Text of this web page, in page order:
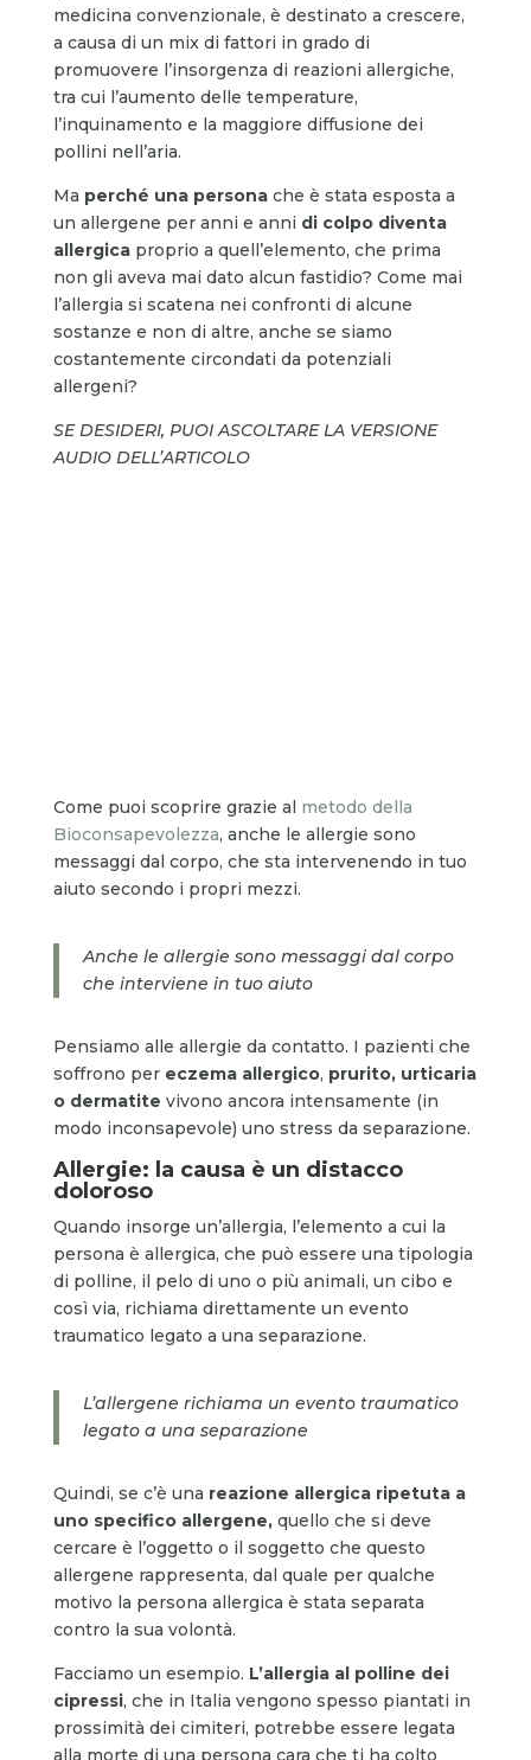
medicina convenzionale, è destinato a crescere,
a causa di un mix di fattori in grado di
promuovere l’insorgenza di reazioni allergiche,
tra cui l’aumento delle temperature,
l’inquinamento e la maggiore diffusione dei
pollini nell’aria.
Ma perché una persona che è stata esposta a
un allergene per anni e anni di colpo diventa
allergica proprio a quell’elemento, che prima
non gli aveva mai dato alcun fastidio? Come mai
l’allergia si scatena nei confronti di alcune
sostanze e non di altre, anche se siamo
costantemente circondati da potenziali
allergeni?
SE DESIDERI, PUOI ASCOLTARE LA VERSIONE
AUDIO DELL’ARTICOLO
Come puoi scoprire grazie al metodo della
Bioconsapevolezza, anche le allergie sono
messaggi dal corpo, che sta intervenendo in tuo
aiuto secondo i propri mezzi.
Anche le allergie sono messaggi dal corpo
che interviene in tuo aiuto
Pensiamo alle allergie da contatto. I pazienti che
soffrono per eczema allergico, prurito, urticaria
o dermatite vivono ancora intensamente (in
modo inconsapevole) uno stress da separazione.
Allergie: la causa è un distacco
doloroso
Quando insorge un’allergia, l’elemento a cui la
persona è allergica, che può essere una tipologia
di polline, il pelo di uno o più animali, un cibo e
così via, richiama direttamente un evento
traumatico legato a una separazione.
L’allergene richiama un evento traumatico
legato a una separazione
Quindi, se c’è una reazione allergica ripetuta a
uno specifico allergene, quello che si deve
cercare è l’oggetto o il soggetto che questo
allergene rappresenta, dal quale per qualche
motivo la persona allergica è stata separata
contro la sua volontà.
Facciamo un esempio. L’allergia al polline dei
cipressi, che in Italia vengono spesso piantati in
prossimità dei cimiteri, potrebbe essere legata
alla morte di una persona cara che ti ha colto